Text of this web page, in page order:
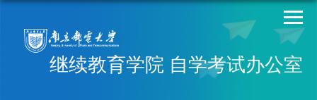
继续教育学院 自学考试办公室